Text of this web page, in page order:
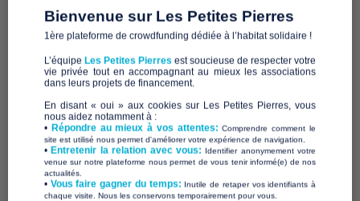
Bienvenue sur Les Petites Pierres
1ère plateforme de crowdfunding dédiée à l’habitat solidaire !
L’équipe Les Petites Pierres est soucieuse de respecter votre
vie privée tout en accompagnant au mieux les associations
dans leurs projets de financement.
En disant « oui » aux cookies sur Les Petites Pierres, vous
nous aidez notamment à :
• Répondre au mieux à vos attentes:Comprendre comment le
site est utilisé nous permet d'améliorer votre expérience de navigation.
•Entretenir la relation avec vous: Identifier anonymement votre
venue sur notre plateforme nous permet de vous tenir informé(e) de nos
actualités.
​• Vous faire gagner du temps: Inutile de retaper vos identifiants à
chaque visite. Nous les conservons temporairement pour vous.